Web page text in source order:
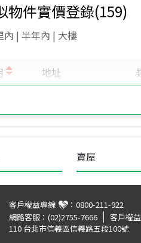
物件實價登錄(159)
內 | 半年內 | 大樓
賣屋
客戶權益專線 ： 0800-211-922
網路客服： (02)2755-7666 客戶權
110 台北市信義區信義路五段100號